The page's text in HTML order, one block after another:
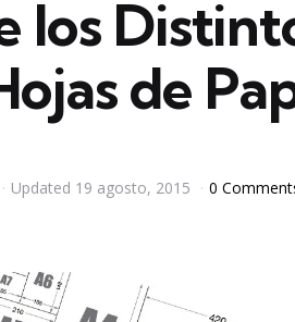
los
de
Updated 19 agosto, 2015 0